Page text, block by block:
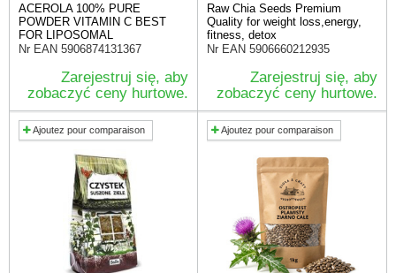
ACEROLA 100% PURE
POWDER VITAMIN C BEST
FOR LIPOSOMAL
Nr EAN 5906874131367
Zarejestruj się, aby
zobaczyć ceny hurtowe.
Raw Chia Seeds Premium
Quality for weight loss,energy,
fitness, detox
Nr EAN 5906660212935
Zarejestruj się, aby
zobaczyć ceny hurtowe.
Ajoutez pour comparaison Ajoutez pour comparaison